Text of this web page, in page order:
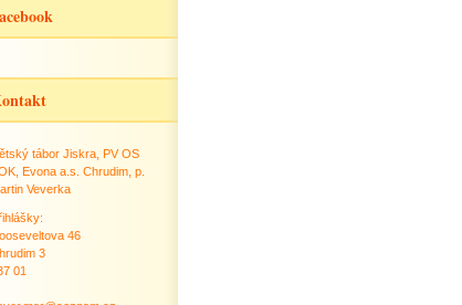
tábor Jiskra, PV OS
Evona a.s. Chrudim, p.
Veverka
46
3
01